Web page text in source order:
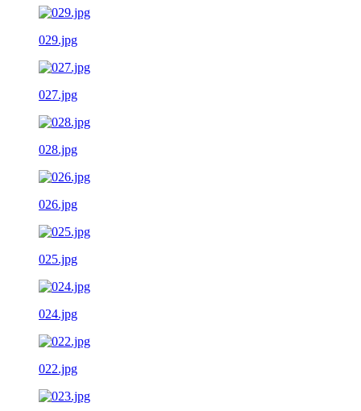
029.jpg
027.jpg
028.jpg
026.jpg
025.jpg
024.jpg
022.jpg